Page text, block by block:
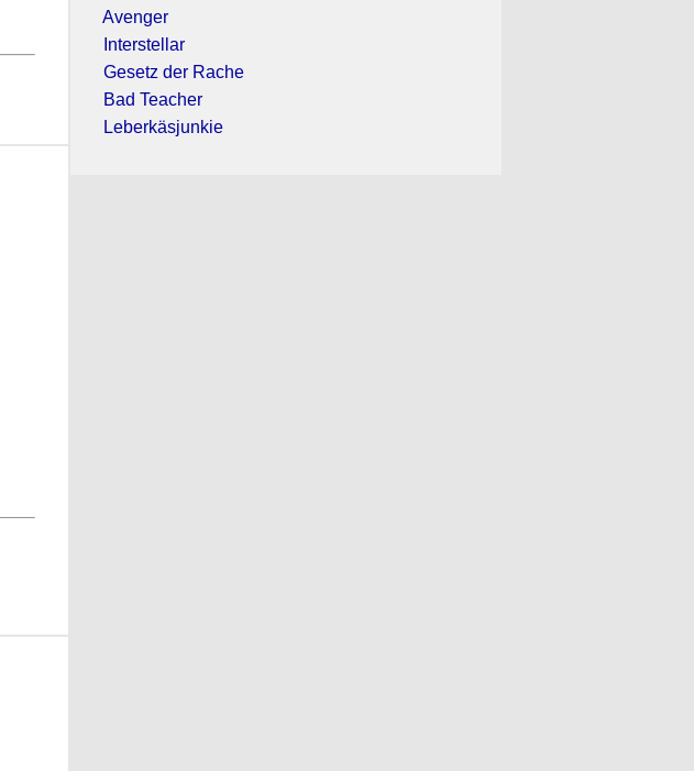
Avenger
Interstellar
Gesetz der Rache
Bad Teacher
Leberkäsjunkie